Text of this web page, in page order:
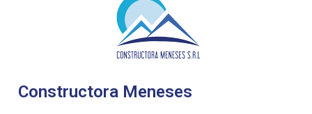
Constructora Meneses